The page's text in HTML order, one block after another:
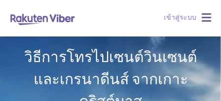
เข้าสู่ระบบ
วิธีการโทรไปเซนต์วินเซนต์
และเกรนาดีนส์ จากเกาะ